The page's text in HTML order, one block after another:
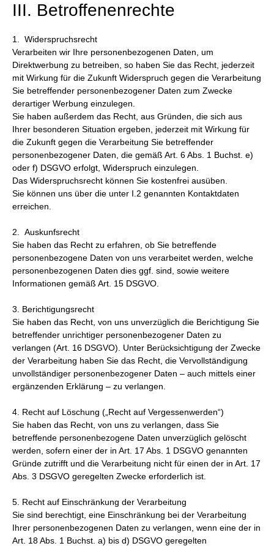
III. Betroffenenrechte
1. Widerspruchsrecht
Verarbeiten wir Ihre personenbezogenen Daten, um
Direktwerbung zu betreiben, so haben Sie das Recht, jederzeit
mit Wirkung für die Zukunft Widerspruch gegen die Verarbeitung
Sie betreffender personenbezogener Daten zum Zwecke
derartiger Werbung einzulegen.
Sie haben außerdem das Recht, aus Gründen, die sich aus
Ihrer besonderen Situation ergeben, jederzeit mit Wirkung für
die Zukunft gegen die Verarbeitung Sie betreffender
personenbezogener Daten, die gemäß Art. 6 Abs. 1 Buchst. e)
oder f) DSGVO erfolgt, Widerspruch einzulegen.
Das Widerspruchsrecht können Sie kostenfrei ausüben.
Sie können uns über die unter I.2 genannten Kontaktdaten
erreichen.
2. Auskunfsrecht
Sie haben das Recht zu erfahren, ob Sie betreffende
personenbezogene Daten von uns verarbeitet werden, welche
personenbezogenen Daten dies ggf. sind, sowie weitere
Informationen gemäß Art. 15 DSGVO.
3. Berichtigungsrecht
Sie haben das Recht, von uns unverzüglich die Berichtigung Sie
betreffender unrichtiger personenbezogener Daten zu
verlangen (Art. 16 DSGVO). Unter Berücksichtigung der Zwecke
der Verarbeitung haben Sie das Recht, die Vervollständigung
unvollständiger personenbezogener Daten – auch mittels einer
ergänzenden Erklärung – zu verlangen.
4. Recht auf Löschung („Recht auf Vergessenwerden“)
Sie haben das Recht, von uns zu verlangen, dass Sie
betreffende personenbezogene Daten unverzüglich gelöscht
werden, sofern einer der in Art. 17 Abs. 1 DSGVO genannten
Gründe zutrifft und die Verarbeitung nicht für einen der in Art. 17
Abs. 3 DSGVO geregelten Zwecke erforderlich ist.
5. Recht auf Einschränkung der Verarbeitung
Sie sind berechtigt, eine Einschränkung bei der Verarbeitung
Ihrer personenbezogenen Daten zu verlangen, wenn eine der in
Art. 18 Abs. 1 Buchst. a) bis d) DSGVO geregelten